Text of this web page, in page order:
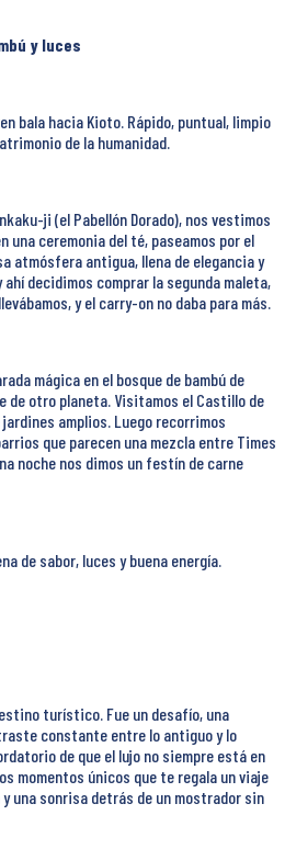
y luces
bala hacia Kioto. Rápido, puntual, limpio
de la humanidad.
ji (el Pabellón Dorado), nos vestimos
una ceremonia del té, paseamos por el
atmósfera antigua, llena de elegancia y
decidimos comprar la segunda maleta,
y el carry-on no daba para más.
mágica en el bosque de bambú de
de otro planeta. Visitamos el Castillo de
amplios. Luego recorrimos
que parecen una mezcla entre Times
noche nos dimos un festín de carne
de sabor, luces y buena energía.
turístico. Fue un desafío, una
constante entre lo antiguo y lo
de que el lujo no siempre está en
momentos únicos que te regala un viaje
y una sonrisa detrás de un mostrador sin